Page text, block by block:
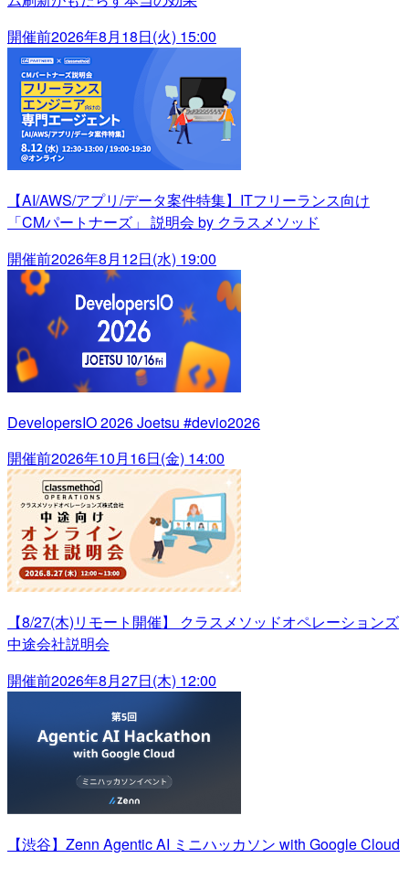
開催前2026年8月18日(火) 15:00
【AI/AWS/アプリ/データ案件特集】ITフリーランス向け
「CMパートナーズ」 説明会 by クラスメソッド
開催前2026年8月12日(水) 19:00
DevelopersIO 2026 Joetsu #devio2026
開催前2026年10月16日(金) 14:00
【8/27(木)リモート開催】 クラスメソッドオペレーションズ
中途会社説明会
開催前2026年8月27日(木) 12:00
【渋谷】Zenn Agentic AI ミニハッカソン with Google Cloud